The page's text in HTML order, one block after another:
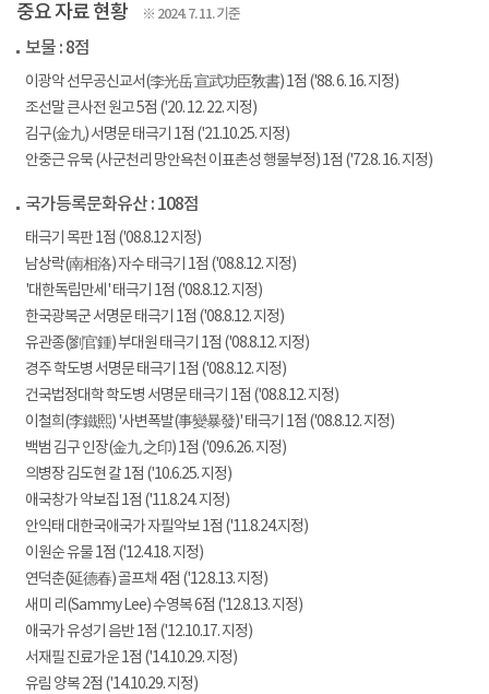
중요 자료 현황 ※ 2024. 7. 11. 기준
보물 : 8점
이광악 선무공신교서(李光岳 宣武功臣敎書) 1점 ('88. 6. 16. 지정)
조선말 큰사전 원고 5점 ('20. 12. 22. 지정)
김구(金九) 서명문 태극기 1점 ('21.10.25. 지정)
안중근 유묵 (사군천리 망안욕천 이표촌성 행물부정) 1점 ('72.8. 16. 지정)
국가등록문화유산 : 108점
태극기 목판 1점 ('08.8.12 지정)
남상락(南相洛) 자수 태극기 1점 ('08.8.12. 지정)
'대한독립만세' 태극기 1점 ('08.8.12. 지정)
한국광복군 서명문 태극기 1점 ('08.8.12. 지정)
유관종(劉官鍾) 부대원 태극기 1점 ('08.8.12. 지정)
경주 학도병 서명문 태극기 1점 ('08.8.12. 지정)
건국법정대학 학도병 서명문 태극기 1점 ('08.8.12. 지정)
이철희(李鐵熙) '사변폭발(事變暴發)' 태극기 1점 ('08.8.12. 지정)
백범 김구 인장(金九 之印) 1점 ('09.6.26. 지정)
의병장 김도현 칼 1점 ('10.6.25. 지정)
애국창가 악보집 1점 ('11.8.24. 지정)
안익태 대한국애국가 자필악보 1점 ('11.8.24.지정)
이원순 유물 1점 ('12.4.18. 지정)
연덕춘(延德春) 골프채 4점 ('12.8.13. 지정)
새미 리(Sammy Lee) 수영복 6점 ('12.8.13. 지정)
애국가 유성기 음반 1점 ('12.10.17. 지정)
서재필 진료가운 1점 ('14.10.29. 지정)
유림 양복 2점 ('14.10.29. 지정)